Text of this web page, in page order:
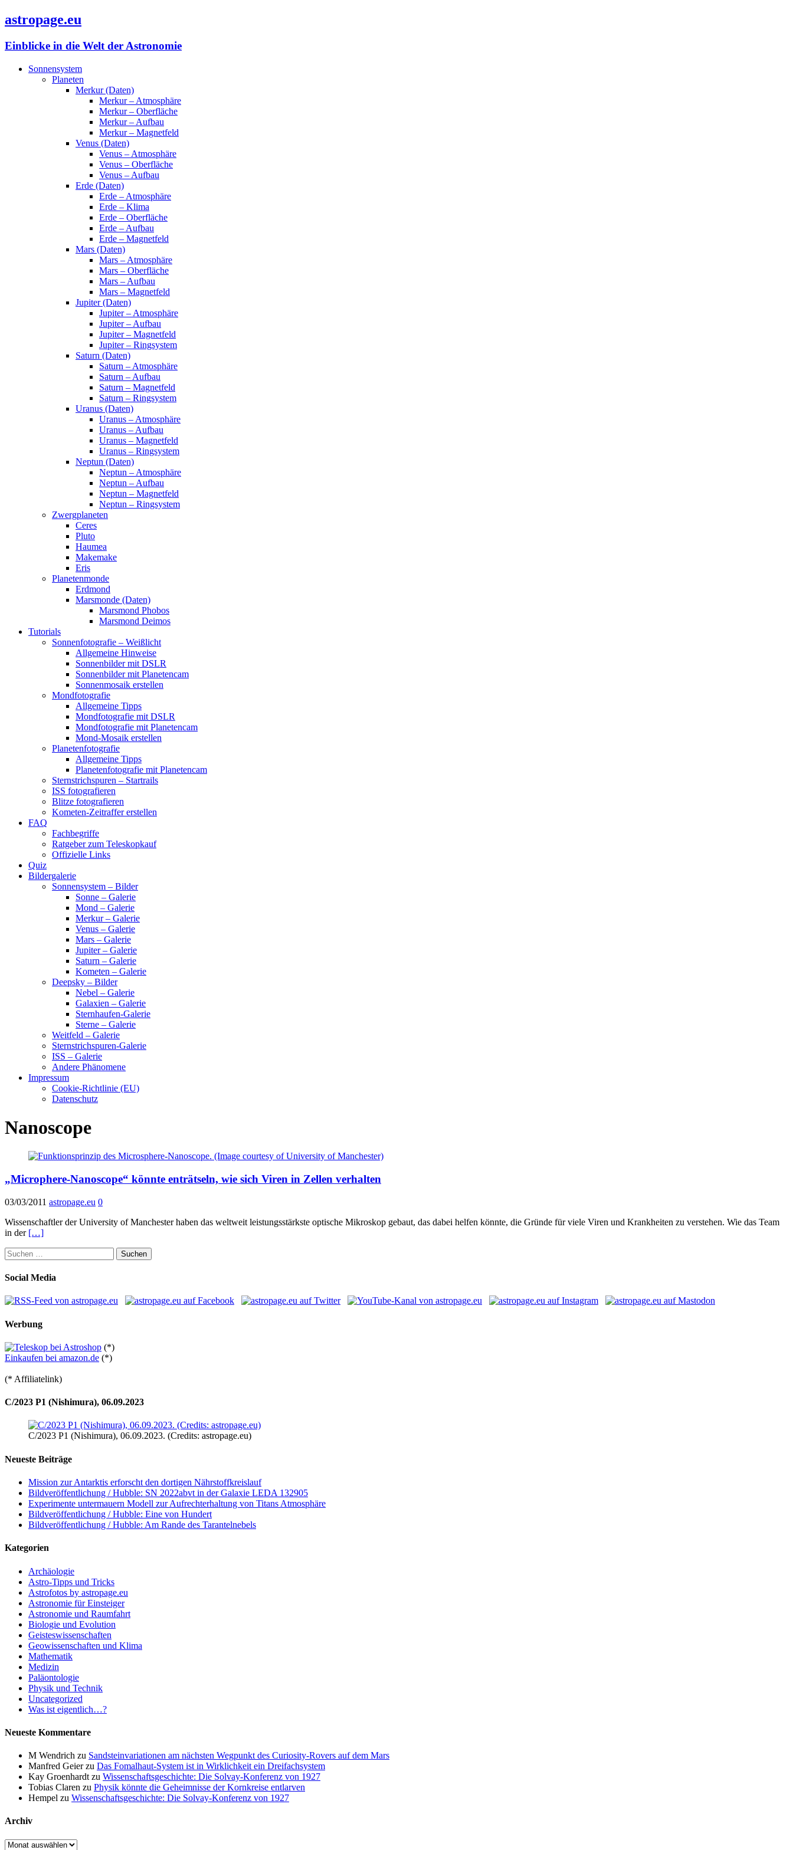
astropage.eu
Einblicke in die Welt der Astronomie
Sonnensystem
Planeten
Merkur (Daten)
Merkur – Atmosphäre
Merkur – Oberfläche
Merkur – Aufbau
Merkur – Magnetfeld
Venus (Daten)
Venus – Atmosphäre
Venus – Oberfläche
Venus – Aufbau
Erde (Daten)
Erde – Atmosphäre
Erde – Klima
Erde – Oberfläche
Erde – Aufbau
Erde – Magnetfeld
Mars (Daten)
Mars – Atmosphäre
Mars – Oberfläche
Mars – Aufbau
Mars – Magnetfeld
Jupiter (Daten)
Jupiter – Atmosphäre
Jupiter – Aufbau
Jupiter – Magnetfeld
Jupiter – Ringsystem
Saturn (Daten)
Saturn – Atmosphäre
Saturn – Aufbau
Saturn – Magnetfeld
Saturn – Ringsystem
Uranus (Daten)
Uranus – Atmosphäre
Uranus – Aufbau
Uranus – Magnetfeld
Uranus – Ringsystem
Neptun (Daten)
Neptun – Atmosphäre
Neptun – Aufbau
Neptun – Magnetfeld
Neptun – Ringsystem
Zwergplaneten
Ceres
Pluto
Haumea
Makemake
Eris
Planetenmonde
Erdmond
Marsmonde (Daten)
Marsmond Phobos
Marsmond Deimos
Tutorials
Sonnenfotografie – Weißlicht
Allgemeine Hinweise
Sonnenbilder mit DSLR
Sonnenbilder mit Planetencam
Sonnenmosaik erstellen
Mondfotografie
Allgemeine Tipps
Mondfotografie mit DSLR
Mondfotografie mit Planetencam
Mond-Mosaik erstellen
Planetenfotografie
Allgemeine Tipps
Planetenfotografie mit Planetencam
Sternstrichspuren – Startrails
ISS fotografieren
Blitze fotografieren
Kometen-Zeitraffer erstellen
FAQ
Fachbegriffe
Ratgeber zum Teleskopkauf
Offizielle Links
Quiz
Bildergalerie
Sonnensystem – Bilder
Sonne – Galerie
Mond – Galerie
Merkur – Galerie
Venus – Galerie
Mars – Galerie
Jupiter – Galerie
Saturn – Galerie
Kometen – Galerie
Deepsky – Bilder
Nebel – Galerie
Galaxien – Galerie
Sternhaufen-Galerie
Sterne – Galerie
Weitfeld – Galerie
Sternstrichspuren-Galerie
ISS – Galerie
Andere Phänomene
Impressum
Cookie-Richtlinie (EU)
Datenschutz
Nanoscope
„Microphere-Nanoscope“ könnte enträtseln, wie sich Viren in Zellen verhalten
03/03/2011 astropage.eu 0
Wissenschaftler der University of Manchester haben das weltweit leistungsstärkste optische Mikroskop gebaut, das dabei helfen könnte, die Gründe für viele Viren und Krankheiten zu verstehen. Wie das Team
in der […]
Suchen
nach:
Social Media
Werbung
(*)
Einkaufen bei amazon.de (*)
(* Affiliatelink)
C/2023 P1 (Nishimura), 06.09.2023
C/2023 P1 (Nishimura), 06.09.2023. (Credits: astropage.eu)
Neueste Beiträge
Mission zur Antarktis erforscht den dortigen Nährstoffkreislauf
Bildveröffentlichung / Hubble: SN 2022abvt in der Galaxie LEDA 132905
Experimente untermauern Modell zur Aufrechterhaltung von Titans Atmosphäre
Bildveröffentlichung / Hubble: Eine von Hundert
Bildveröffentlichung / Hubble: Am Rande des Tarantelnebels
Kategorien
Archäologie
Astro-Tipps und Tricks
Astrofotos by astropage.eu
Astronomie für Einsteiger
Astronomie und Raumfahrt
Biologie und Evolution
Geisteswissenschaften
Geowissenschaften und Klima
Mathematik
Medizin
Paläontologie
Physik und Technik
Uncategorized
Was ist eigentlich…?
Neueste Kommentare
M Wendrich zu Sandsteinvariationen am nächsten Wegpunkt des Curiosity-Rovers auf dem Mars
Manfred Geierzu Das Fomalhaut-System ist in Wirklichkeit ein Dreifachsystem
Kay Groenhardt zu Wissenschaftsgeschichte: Die Solvay-Konferenz von 1927
Tobias Claren zu Physik könnte die Geheimnisse der Kornkreise entlarven
Hempel zu Wissenschaftsgeschichte: Die Solvay-Konferenz von 1927
Archiv
Archiv